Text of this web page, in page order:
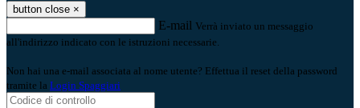
button close ×
E-mail Verrà inviato un messaggio
all'indirizzo indicato con le istruzioni necessarie.
Non hai una e-mail associata al nome utente? Effettua il reset della password
tramite la Login Spaggiari